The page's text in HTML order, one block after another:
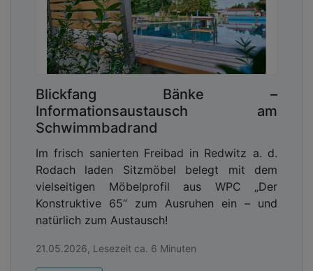
Blickfang Bänke –
Informationsaustausch am
Schwimmbadrand
Im frisch sanierten Freibad in Redwitz a. d.
Rodach laden Sitzmöbel belegt mit dem
vielseitigen Möbelprofil aus WPC „Der
Konstruktive 65“ zum Ausruhen ein – und
natürlich zum Austausch!
21.05.2026, Lesezeit ca. 6 Minuten